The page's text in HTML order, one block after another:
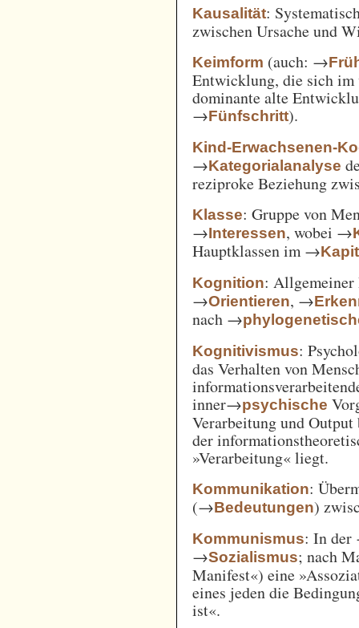
Kausalität:
zwischen Ursache und
Keimform (auch: →
Entwicklung, die sich im
dominante alte
→Fünfschritt).
Kind-Erwachsenen-
→Kategorialanalyse
reziproke Beziehung
Klasse: Gruppe von
→Interessen, wobei →
Hauptklassen im →
Kognition: Allgemeiner
→Orientieren, →
nach →
Kognitivismus:
das Verhalten von
inner→psychische
Verarbeitung und
der
»Verarbeitung« liegt.
Kommunikation:
(→Bedeutungen)
Kommunismus: In
→Sozialismus; nach
Manifest«) eine
eines jeden die
ist«.